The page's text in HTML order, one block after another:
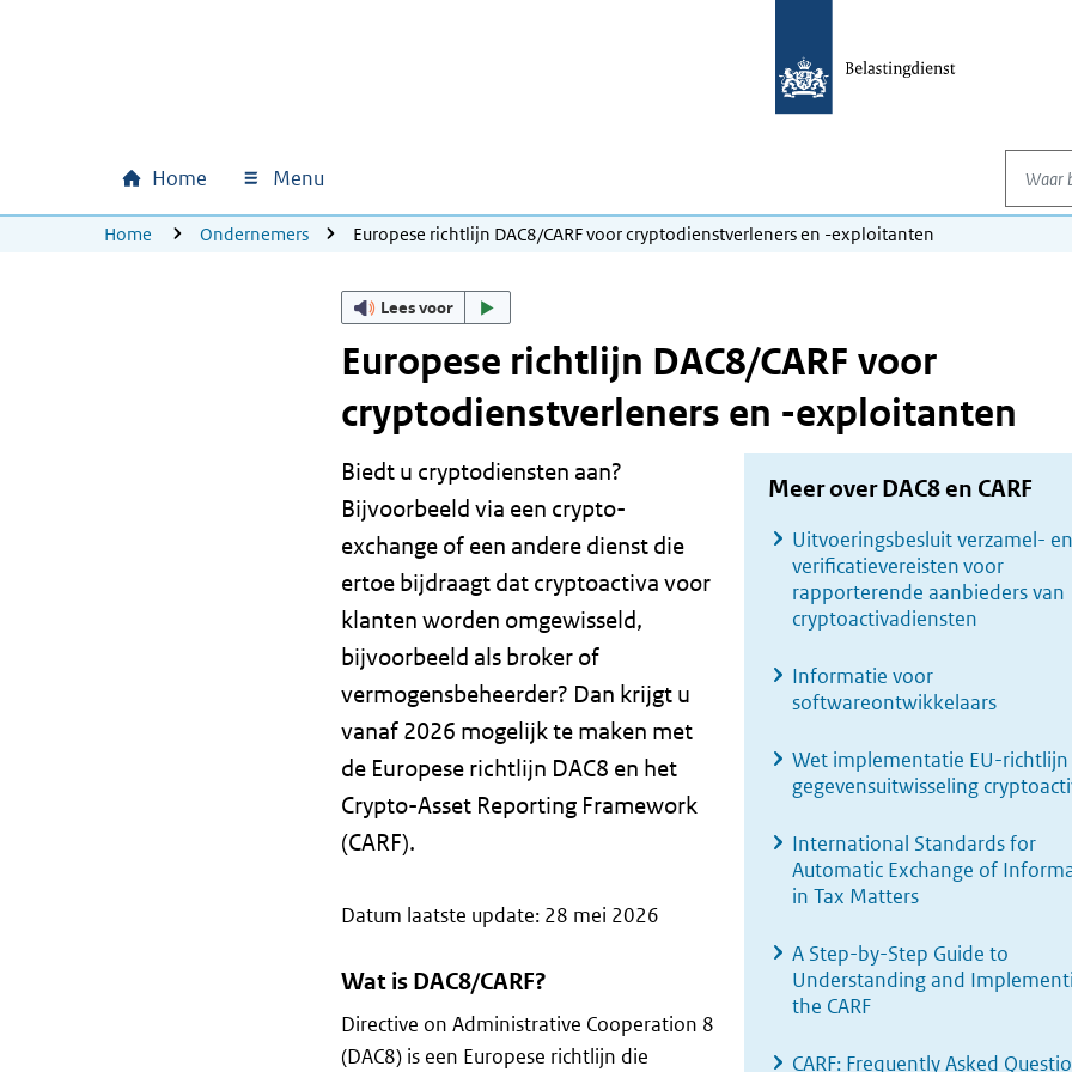
Hoofdnavigatie
Home Menu
Waar
U bevindt zich hier:
Home Ondernemers Europese richtlijn DAC8/CARF voor cryptodienstverleners en -exploitanten
Lees voor
Europese richtlijn DAC8/CARF voor
cryptodienstverleners en -exploitanten
Meer over DAC8 en CARF
Uitvoeringsbesluit verzamel- en
verificatievereisten voor
rapporterende aanbieders van
cryptoactivadiensten
Informatie voor
softwareontwikkelaars
Wet implementatie EU-richtlijn
gegevensuitwisseling
International Standards for
Automatic Exchange of
in Tax Matters
A Step-by-Step Guide to
Understanding and
the CARF
CARF: Frequently Asked
Biedt u cryptodiensten aan?
Bijvoorbeeld via een crypto-
exchange of een andere dienst die
ertoe bijdraagt dat cryptoactiva voor
klanten worden omgewisseld,
bijvoorbeeld als broker of
vermogensbeheerder? Dan krijgt u
vanaf 2026 mogelijk te maken met
de Europese richtlijn DAC8 en het
Crypto-Asset Reporting Framework
(CARF).
Datum laatste update: 28 mei 2026
Wat is DAC8/CARF?
Directive on Administrative Cooperation 8
(DAC8) is een Europese richtlijn die